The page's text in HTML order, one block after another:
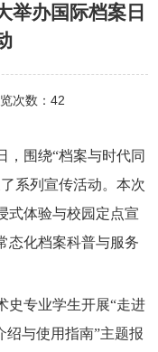
办国际档案日
次数： 42
，围绕“档案与时代同
系列宣传活动。本次
式体验与校园定点宣
态化档案科普与服务
史专业学生开展“走进
绍与使用指南”主题报